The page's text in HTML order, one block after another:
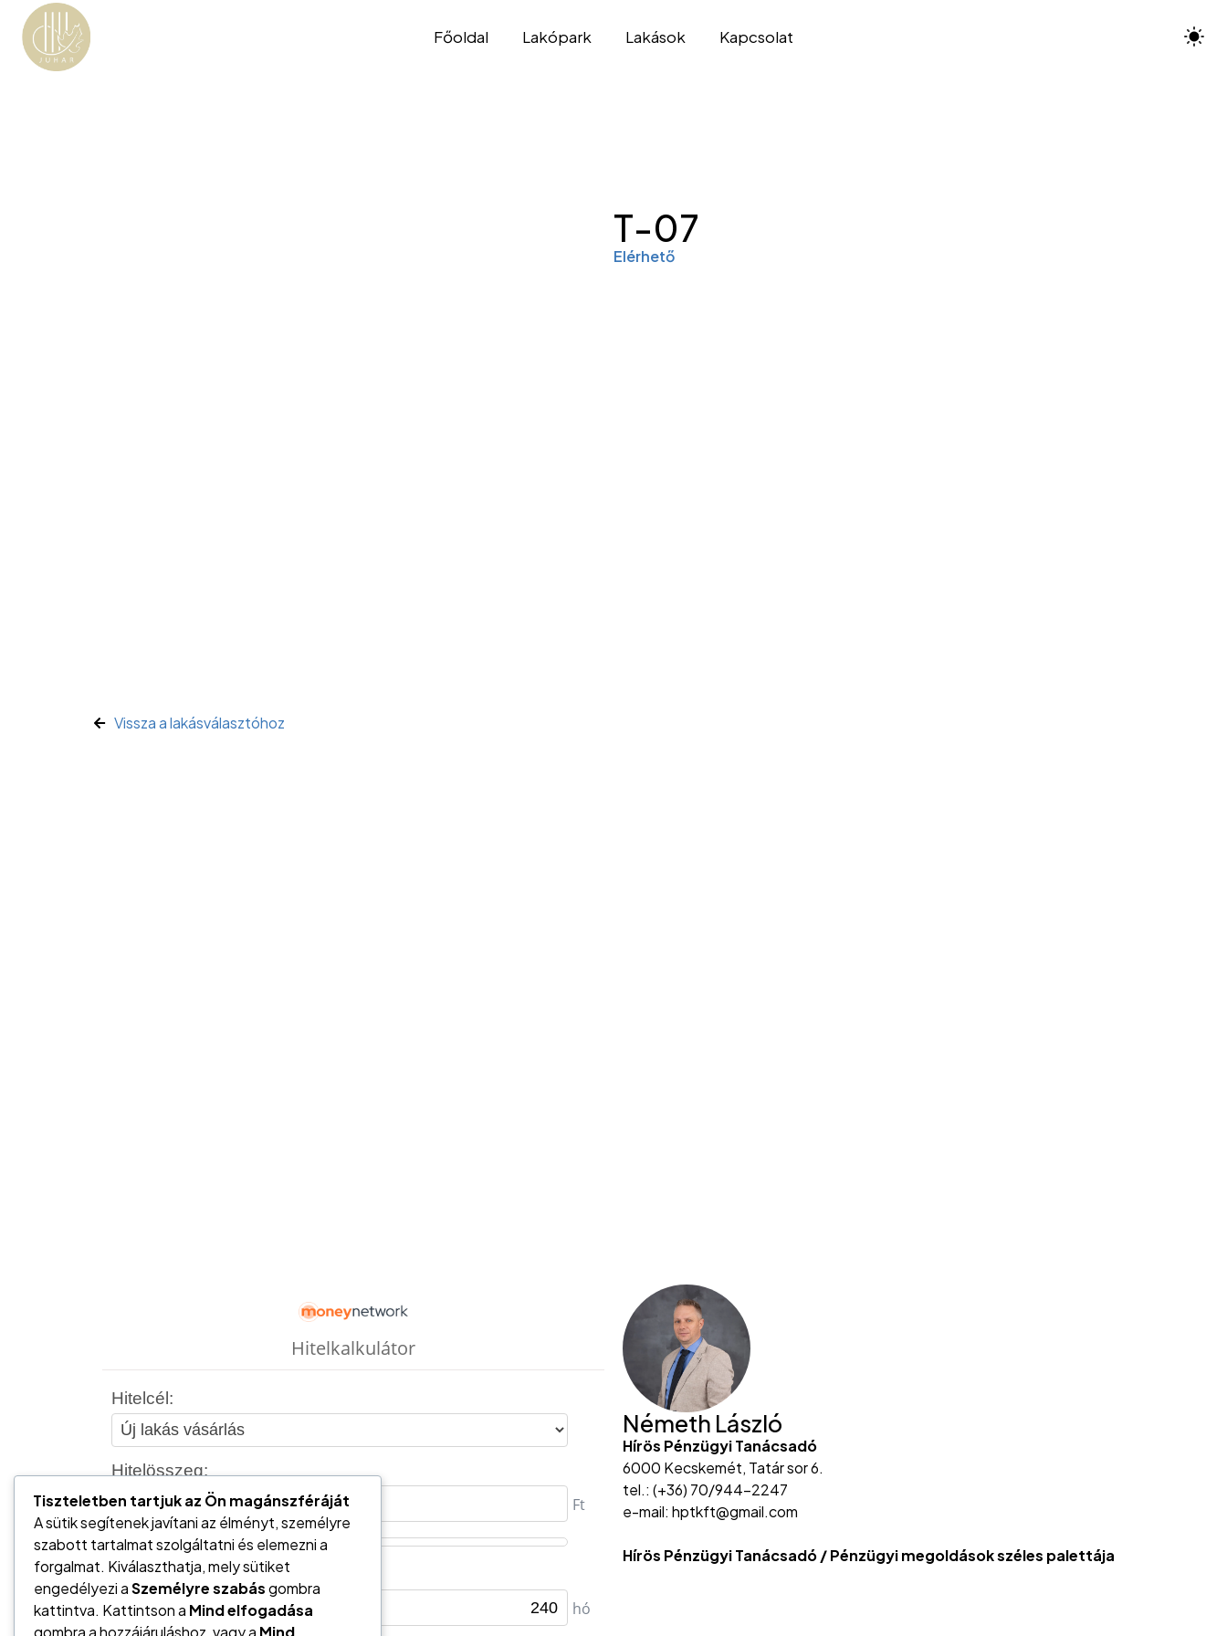
Főoldal Lakópark Lakások Kapcsolat
T-07
Elérhető
Vissza a lakásválasztóhoz
Németh László
Hírös Pénzügyi Tanácsadó
6000 Kecskemét, Tatár sor 6.
tel.: (+36) 70/944-2247
e-mail: hptkft@gmail.com
Hírös Pénzügyi Tanácsadó / Pénzügyi megoldások széles palettája
Tiszteletben tartjuk az Ön magánszféráját
A sütik segítenek javítani az élményt, személyre
szabott tartalmat szolgáltatni és elemezni a
forgalmat. Kiválaszthatja, mely sütiket
engedélyezi aSzemélyre szabásgombra
kattintva. Kattintson a Mind elfogadása